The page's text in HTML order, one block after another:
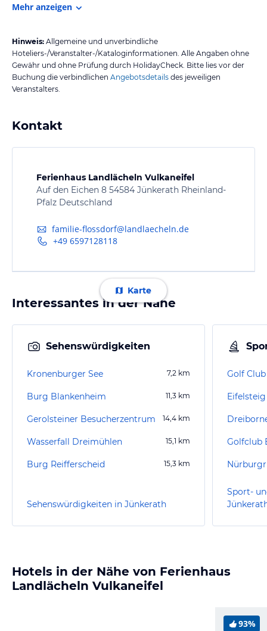
Mehr anzeigen
Hinweis: Allgemeine und unverbindliche
Hoteliers-/Veranstalter-/Kataloginformationen. Alle Angaben ohne
Gewähr und ohne Prüfung durch HolidayCheck. Bitte lies vor der
Buchung die verbindlichen Angebotsdetails des jeweiligen
Veranstalters.
Kontakt
Ferienhaus Landlächeln Vulkaneifel
Auf den Eichen 8 54584 Jünkerath Rheinland-
Pfalz Deutschland
familie-flossdorf@landlaecheln.de
+49 6597128118
Karte
Interessantes in der Nähe
Sehenswürdigkeiten
Kronenburger See 7,2 km
Burg Blankenheim 11,3 km
Gerolsteiner Besucherzentrum 14,4 km
Wasserfall Dreimühlen 15,1 km
Burg Reifferscheid 15,3 km
Sehenswürdigkeiten in Jünkerath
Golf Club
Eifelsteig
Golfclub
Sport-
Hotels in der Nähe von Ferienhaus
Landlächeln Vulkaneifel
93%